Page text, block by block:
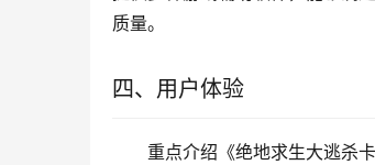
质量。
四、用户体验
重点介绍《绝地求生大逃杀